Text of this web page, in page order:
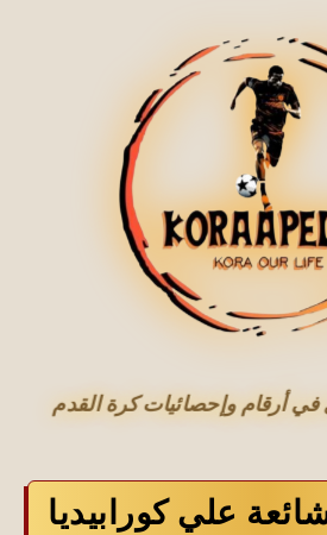
في أرقام وإحصائيات كرة القدم
علي كورابيديا